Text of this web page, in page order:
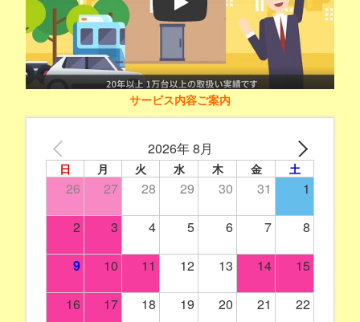
Play
サービス内容ご案内
2026年 8月
日 月 火 水 木 金 土
26 27 28 29 30 31 1
2 3 4 5 6 7 8
9 10 11 12 13 14 15
16 17 18 19 20 21 22